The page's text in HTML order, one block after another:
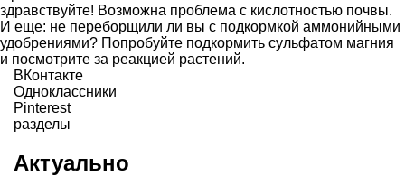
здравствуйте! Возможна проблема с кислотностью почвы.
И еще: не переборщили ли вы с подкормкой аммонийными
удобрениями? Попробуйте подкормить сульфатом магния
и посмотрите за реакцией растений.
ВКонтакте
Одноклассники
Pinterest
разделы
Актуально